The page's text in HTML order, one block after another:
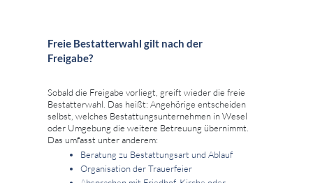
Freie Bestatterwahl gilt nach der
Freigabe?
Sobald die Freigabe vorliegt, greift wieder die freie
Bestatterwahl. Das heißt: Angehörige entscheiden
selbst, welches Bestattungsunternehmen in Wesel
oder Umgebung die weitere Betreuung übernimmt.
Das umfasst unter anderem:
Beratung zu Bestattungsart und Ablauf
Organisation der Trauerfeier